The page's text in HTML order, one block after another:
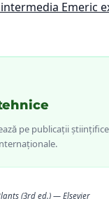
Emeric
pe publicații
(3rd ed.) — Elsevier